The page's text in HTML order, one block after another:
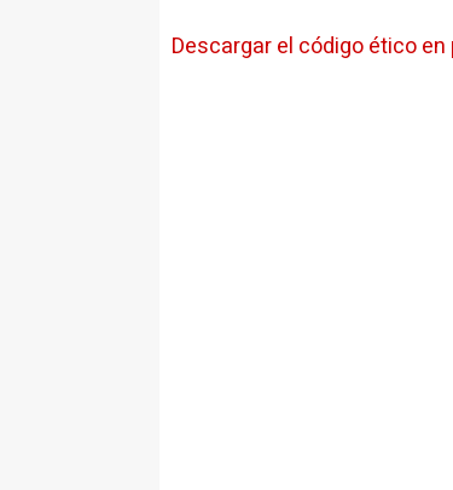
Descargar el código ético en